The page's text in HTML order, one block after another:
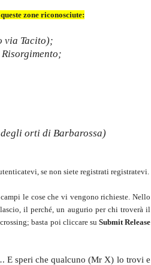
zone riconosciute:
via Tacito);
orti di Barbarossa)
se non siete registrati registratevi.
le cose che vi vengono richieste. Nello
il perché, un augurio per chi troverà il
basta poi cliccare su Submit Release
E speri che qualcuno (Mr X) lo trovi e